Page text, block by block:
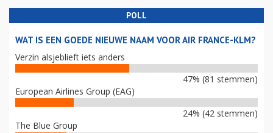
POLL
WAT IS EEN GOEDE NIEUWE NAAM VOOR AIR FRANCE-KLM?
Verzin alsjeblieft iets anders
47% (81 stemmen)
European Airlines Group (EAG)
24% (42 stemmen)
The Blue Group